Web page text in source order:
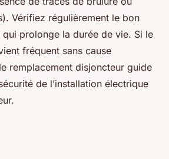
Vérifiez régulièrement le bon
qui prolonge la durée de vie. Si le
fréquent sans cause
remplacement disjoncteur guide
de l’installation électrique